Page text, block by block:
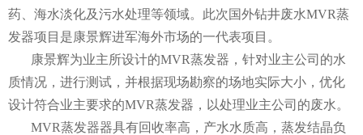
药、海水淡化及污水处理等领域。此次国外钻井废水MVR蒸
发器项目是康景辉进军海外市场的一代表项目。
康景辉为业主所设计的MVR蒸发器，针对业主公司的水
质情况，进行测试，并根据现场勘察的场地实际大小，优化
设计符合业主要求的MVR蒸发器，以处理业主公司的废水。
MVR蒸发器器具有回收率高，产水水质高，蒸发结晶负